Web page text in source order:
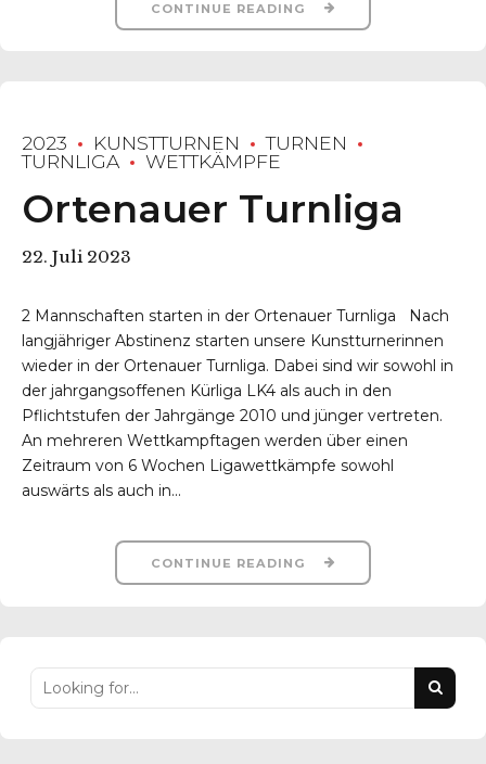
CONTINUE READING
2023 KUNSTTURNEN
TURNEN
TURNLIGA
WETTKÄMPFE
Ortenauer Turnliga
22. Juli 2023
2 Mannschaften starten in der Ortenauer Turnliga Nach
langjähriger Abstinenz starten unsere Kunstturnerinnen
wieder in der Ortenauer Turnliga. Dabei sind wir sowohl in
der jahrgangsoffenen Kürliga LK4 als auch in den
Pflichtstufen der Jahrgänge 2010 und jünger vertreten.
An mehreren Wettkampftagen werden über einen
Zeitraum von 6 Wochen Ligawettkämpfe sowohl
auswärts als auch in...
CONTINUE READING